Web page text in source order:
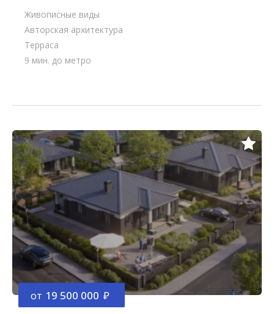
Живописные виды
Авторская архитектура
Терраса
9 мин. до метро
от 19 500 000